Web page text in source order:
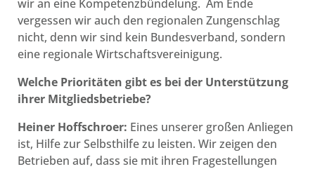
wir an eine Kompetenzbündelung. Am Ende
vergessen wir auch den regionalen Zungenschlag
nicht, denn wir sind kein Bundesverband, sondern
eine regionale Wirtschaftsvereinigung.
Welche Prioritäten gibt es bei der Unterstützung
ihrer Mitgliedsbetriebe?
Heiner Hoffschroer: Eines unserer großen Anliegen
ist, Hilfe zur Selbsthilfe zu leisten. Wir zeigen den
Betrieben auf, dass sie mit ihren Fragestellungen